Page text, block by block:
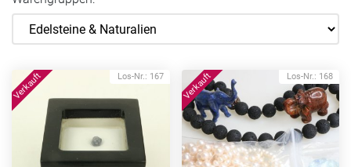
Los-Nr.: 167 Los-Nr.: 168